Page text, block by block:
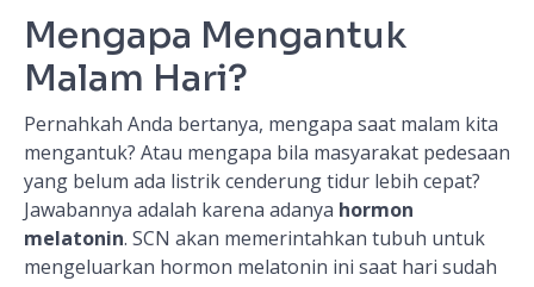
Mengapa Mengantuk
Malam Hari?
Pernahkah Anda bertanya, mengapa saat malam kita
mengantuk? Atau mengapa bila masyarakat pedesaan
yang belum ada listrik cenderung tidur lebih cepat?
Jawabannya adalah karena adanya hormon
melatonin. SCN akan memerintahkan tubuh untuk
mengeluarkan hormon melatonin ini saat hari sudah